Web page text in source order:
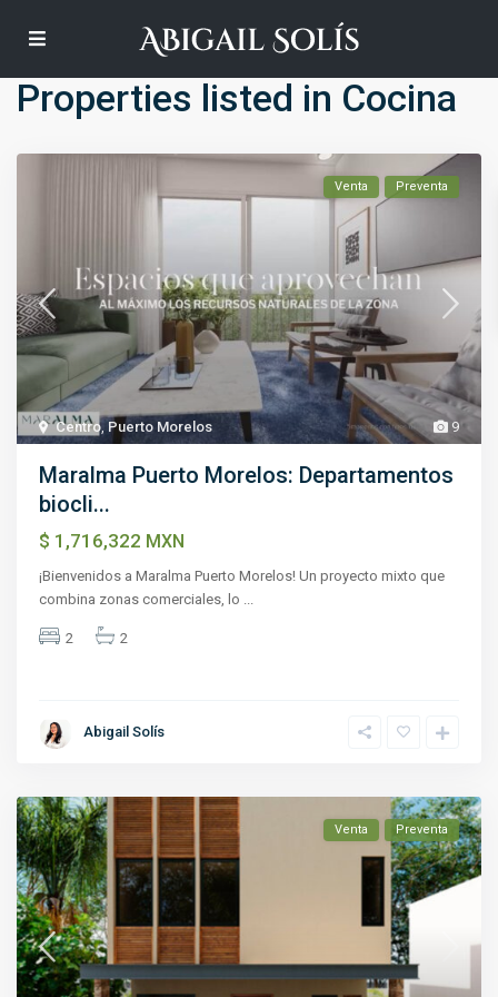
Properties listed in Cocina
9
Centro, Puerto Morelos
Venta Preventa
Maralma Puerto Morelos: Departamentos
biocli...
$ 1,716,322 MXN
¡Bienvenidos a Maralma Puerto Morelos! Un proyecto mixto que
combina zonas comerciales, lo ...
2 2
Abigail Solís
Venta Preventa